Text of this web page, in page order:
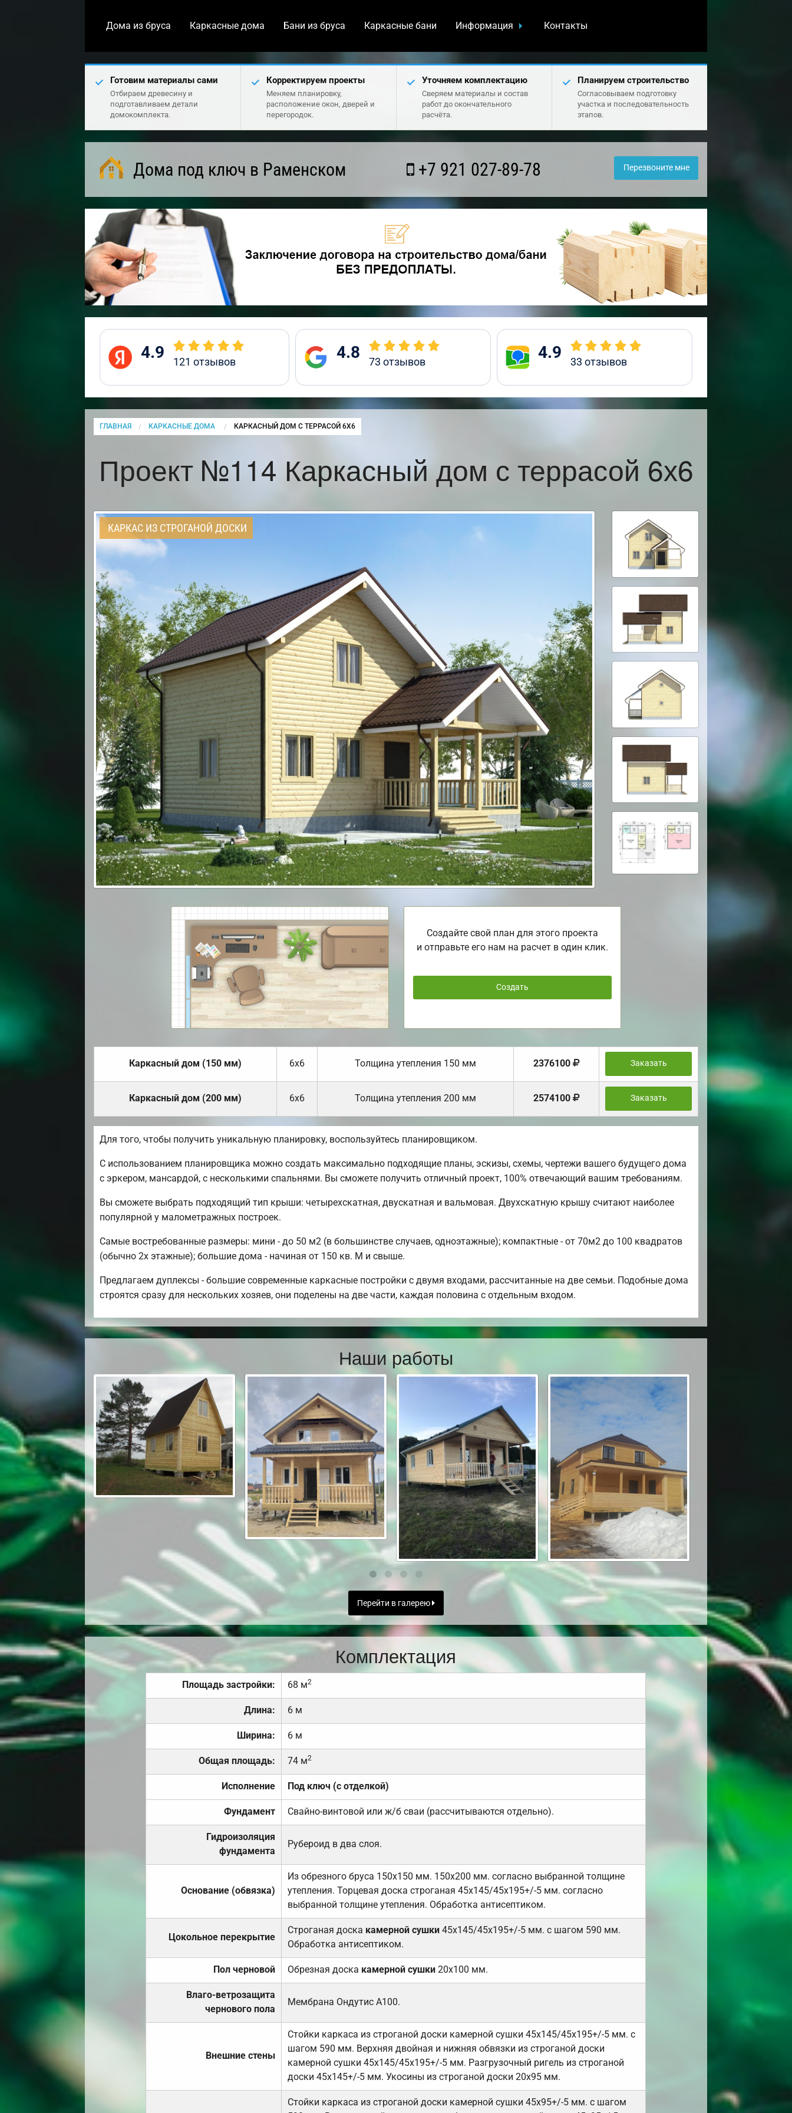
Дома из бруса Каркасные дома Бани из бруса Каркасные бани Информация Контакты
Готовим материалы сами
Отбираем древесину и
подготавливаем детали
домокомплекта.
Корректируем проекты
Меняем планировку,
расположение окон, дверей и
перегородок.
Уточняем комплектацию
Сверяем материалы и состав
работ до окончательного
расчёта.
Планируем строительство
Согласовываем подготовку
участка и последовательность
этапов.
Дома под ключ в Раменском +7 921 027-89-78 Перезвоните мне
4.9 121 отзывов 4.8 73 отзывов 4.9 33 отзывов
ГЛАВНАЯ КАРКАСНЫЕ ДОМА CURRENT:
КАРКАСНЫЙ ДОМ С ТЕРРАСОЙ 6Х6
Проект №114 Каркасный дом с террасой 6х6
КАРКАС ИЗ СТРОГАНОЙ ДОСКИ
Создайте свой план для этого проекта
и отправьте его нам на расчет в один клик.
Создать
Каркасный дом (150 мм) 6х6 Толщина утепления 150 мм 2376100 Заказать
Каркасный дом (200 мм) 6х6 Толщина утепления 200 мм 2574100 Заказать
Для того, чтобы получить уникальную планировку, воспользуйтесь планировщиком.
С использованием планировщика можно создать максимально подходящие планы, эскизы, схемы, чертежи вашего будущего дома
с эркером, мансардой, с несколькими спальнями. Вы сможете получить отличный проект, 100% отвечающий вашим требованиям.
Вы сможете выбрать подходящий тип крыши: четырехскатная, двускатная и вальмовая. Двухскатную крышу считают наиболее
популярной у малометражных построек.
Самые востребованные размеры: мини - до 50 м2 (в большинстве случаев, одноэтажные); компактные - от 70м2 до 100 квадратов
(обычно 2х этажные); большие дома - начиная от 150 кв. М и свыше.
Предлагаем дуплексы - большие современные каркасные постройки с двумя входами, рассчитанные на две семьи. Подобные дома
строятся сразу для нескольких хозяев, они поделены на две части, каждая половина с отдельным входом.
Наши работы
Перейти в галерею
Комплектация
Площадь застройки: 68 м2
Длина: 6 м
Ширина: 6 м
Общая площадь: 74 м2
Исполнение Под ключ (с отделкой)
Фундамент Свайно-винтовой или ж/б сваи (рассчитываются отдельно).
Гидроизоляция
фундамента
Рубероид в два слоя.
Основание (обвязка)
Из обрезного бруса 150х150 мм. 150х200 мм. согласно выбранной толщине
утепления. Торцевая доска строганая 45х145/45х195+/-5 мм. согласно
выбранной толщине утепления. Обработка антисептиком.
Цокольное перекрытие
Строганая доска камерной сушки 45х145/45х195+/-5 мм. с шагом 590 мм.
Обработка антисептиком.
Пол черновой Обрезная доска камерной сушки20х100 мм.
Влаго-ветрозащита
чернового пола
Мембрана Ондутис А100.
Внешние стены
Стойки каркаса из строганой доски камерной сушки 45х145/45х195+/-5 мм. с
шагом 590 мм. Верхняя двойная и нижняя обвязки из строганой доски
камерной сушки 45х145/45х195+/-5 мм. Разгрузочный ригель из строганой
доски 45х145+/-5 мм. Укосины из строганой доски 20х95 мм.
Стойки каркаса из строганой доски камерной сушки 45х95+/-5 мм. с шагом